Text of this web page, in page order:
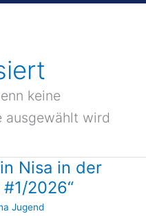
keine
ausgewählt wird
Nisa in der
2026“
Jugend